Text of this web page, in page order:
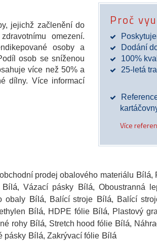
jejichž začlenění do
omezení.
osoby a
osob se sníženou
více než 50% a
dílny. Více informací
Proč
Dodání
100%
25-letá
Více
prodej obalového materiálu Bílá,
Bílá, Vázací pásky Bílá, Oboustranná
obaly Bílá, Balící stroje Bílá, Balící
Bílá, HDPE fólieBílá, Plastový
rohyBílá, Stretch hood fólieBílá,
pásky Bílá, Zakrývací fólie Bílá